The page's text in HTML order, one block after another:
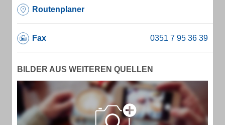
Routenplaner
Fax
BILDER AUS WEITEREN QUELLEN